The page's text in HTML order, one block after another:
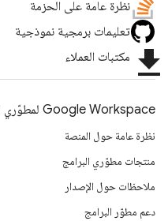
نظرة عامة على الحزمة
تعليمات برمجية نموذجية
file_download مكتبات العملاء
Google Workspace لمطوّري البرامج
نظرة عامة حول المنصة
منتجات مطوّري البرامج
ملاحظات حول الإصدار
دعم مطوّر البرامج